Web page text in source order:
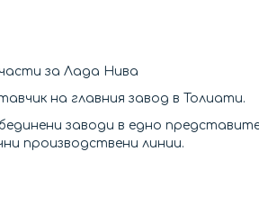
за Лада Нива
на главния завод в Толиати.
заводи в едно
производствени линии.